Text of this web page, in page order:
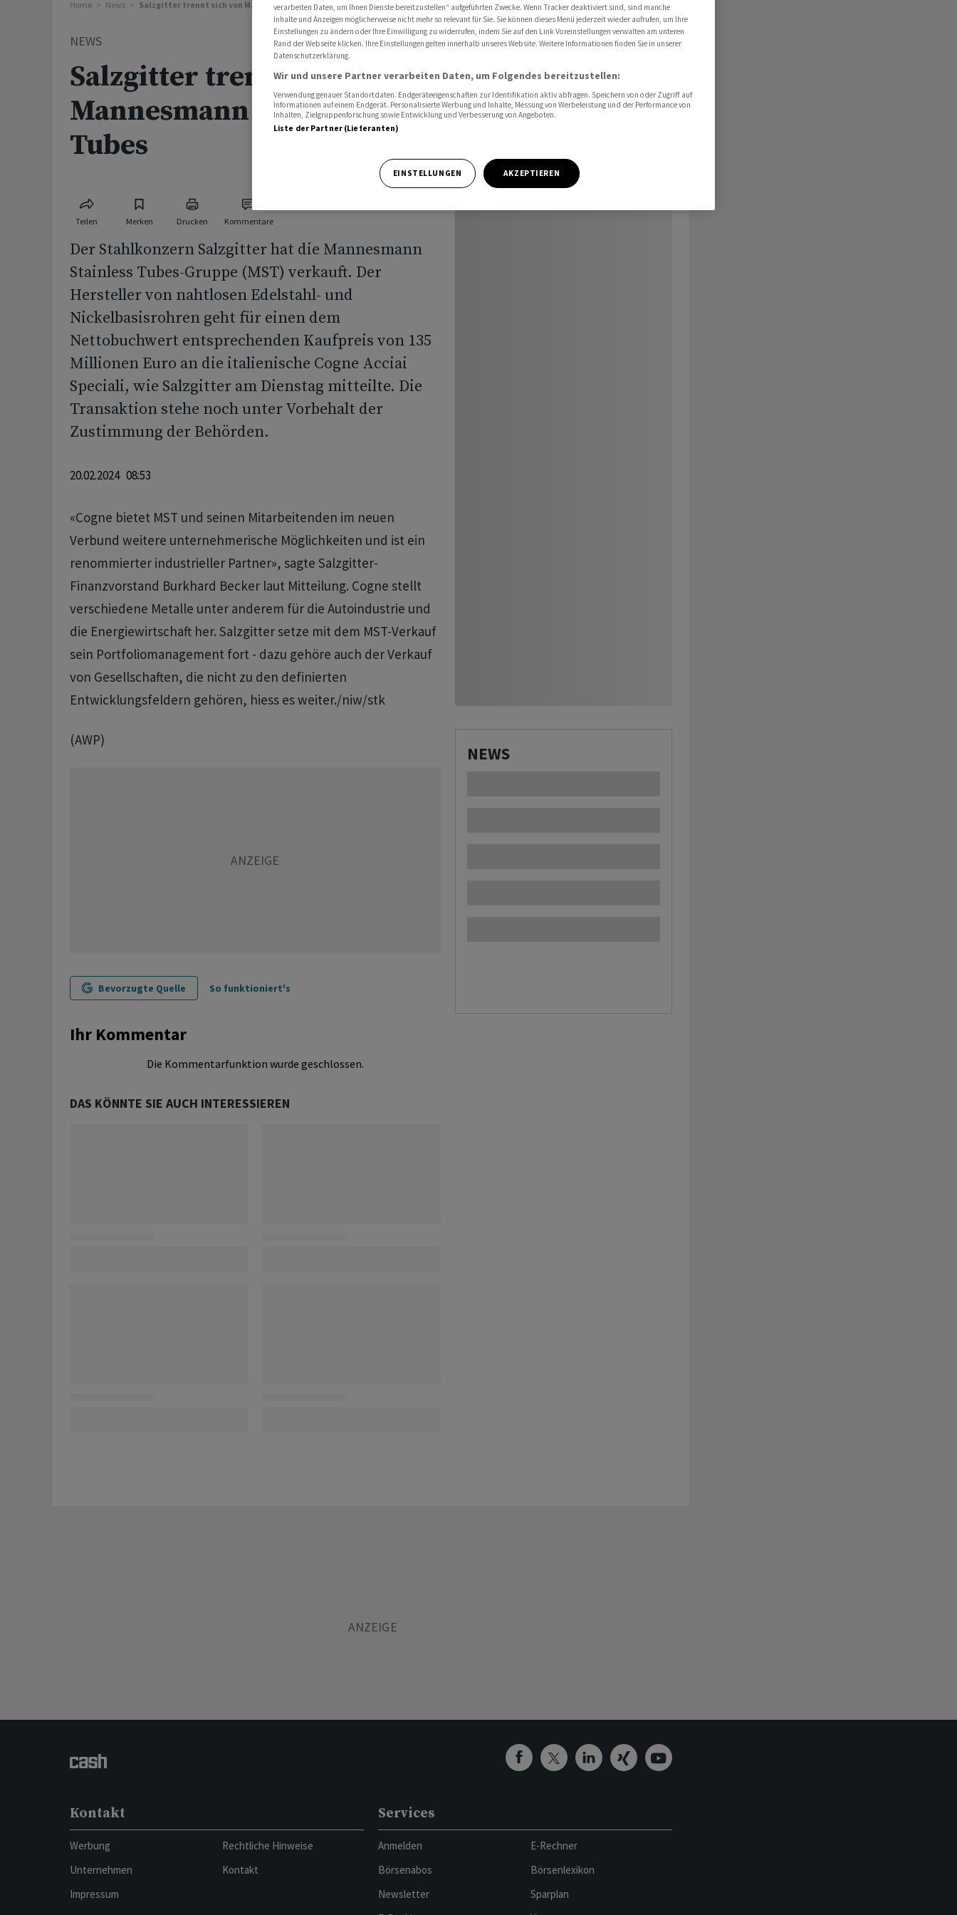
Home News Salzgitter trennt sich von Mannesmann Stainless Tubes
NEWS
Salzgitter trennt sich von
Mannesmann Stainless
Tubes
Teilen Merken Drucken Kommentare
Der Stahlkonzern Salzgitter hat die Mannesmann
Stainless Tubes-Gruppe (MST) verkauft. Der
Hersteller von nahtlosen Edelstahl- und
Nickelbasisrohren geht für einen dem
Nettobuchwert entsprechenden Kaufpreis von 135
Millionen Euro an die italienische Cogne Acciai
Speciali, wie Salzgitter am Dienstag mitteilte. Die
Transaktion stehe noch unter Vorbehalt der
Zustimmung der Behörden.
20.02.2024 08:53
«Cogne bietet MST und seinen Mitarbeitenden im neuen
Verbund weitere unternehmerische Möglichkeiten und ist ein
renommierter industrieller Partner», sagte Salzgitter-
Finanzvorstand Burkhard Becker laut Mitteilung. Cogne stellt
verschiedene Metalle unter anderem für die Autoindustrie und
die Energiewirtschaft her. Salzgitter setze mit dem MST-Verkauf
sein Portfoliomanagement fort - dazu gehöre auch der Verkauf
von Gesellschaften, die nicht zu den definierten
Entwicklungsfeldern gehören, hiess es weiter./niw/stk
(AWP)
Bevorzugte Quelle So funktioniert's
Ihr Kommentar
Die Kommentarfunktion wurde geschlossen.
DAS KÖNNTE SIE AUCH INTERESSIEREN
NEWS
Kontakt
Werbung
Unternehmen
Impressum
Rechtliche Hinweise
Kontakt
Services
Anmelden
Börsenabos
Newsletter
E-Rechner
Börsenlexikon
Sparplan
verarbeiten Daten, um Ihnen Dienste bereitzustellen“ aufgeführten Zwecke. Wenn Tracker deaktiviert sind, sind manche
Inhalte und Anzeigen möglicherweise nicht mehr so relevant für Sie. Sie können dieses Menü jederzeit wieder aufrufen, um Ihre
Einstellungen zu ändern oder Ihre Einwilligung zu widerrufen, indem Sie auf den Link Voreinstellungen verwalten am unteren
Rand der Webseite klicken. Ihre Einstellungen gelten innerhalb unseres Website. Weitere Informationen finden Sie in unserer
Datenschutzerklärung.
Wir und unsere Partner verarbeiten Daten, um Folgendes bereitzustellen:
Verwendung genauer Standortdaten. Endgeräteeigenschaften zur Identifikation aktiv abfragen. Speichern von oder Zugriff auf
Informationen auf einem Endgerät. Personalisierte Werbung und Inhalte, Messung von Werbeleistung und der Performance von
Inhalten, Zielgruppenforschung sowie Entwicklung und Verbesserung von Angeboten.
Liste der Partner (Lieferanten)
EINSTELLUNGEN AKZEPTIEREN